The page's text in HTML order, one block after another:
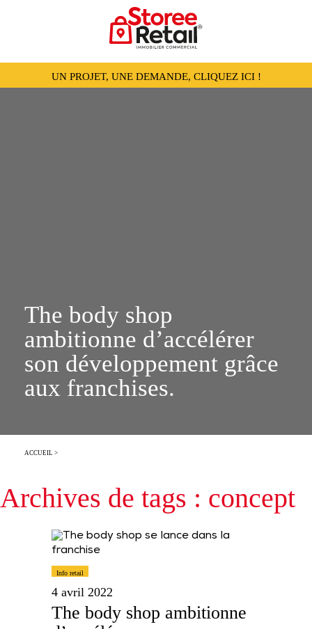
UN PROJET, UNE DEMANDE, CLIQUEZ ICI !
The body shop
ambitionne d’accélérer
son développement grâce
aux franchises.
ACCUEIL >
Archives de tags : concept
Info retail
4 avril 2022
The body shop ambitionne